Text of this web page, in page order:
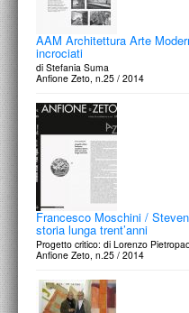
AAM Architettura Arte
incrociati
di Stefania Suma
Anfione Zeto, n.25 / 2014
Francesco Moschini /
storia lunga trent’anni
Progetto critico: di Lorenzo
Anfione Zeto, n.25 / 2014